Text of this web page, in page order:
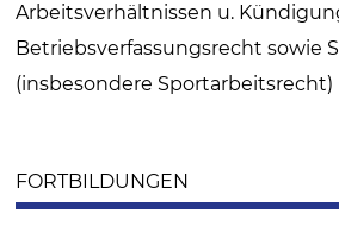
Arbeitsverhältnissen u.
Betriebsverfassungsrecht sowie
(insbesondere Sportarbeitsrecht)
FORTBILDUNGEN